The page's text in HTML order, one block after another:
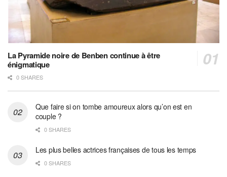
La Pyramide noire de Benben continue à être
énigmatique
0 SHARES
Que faire si on tombe amoureux alors qu’on est en
couple ?
0 SHARES
Les plus belles actrices françaises de tous les temps
0 SHARES